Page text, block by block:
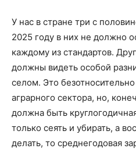
У нас в стране три с
2025 году в них не должно
каждому из стандартов.
должны видеть особой
селом. Это
аграрного сектора, но,
должна быть
только сеять и убирать, а
делать, то среднегодовая